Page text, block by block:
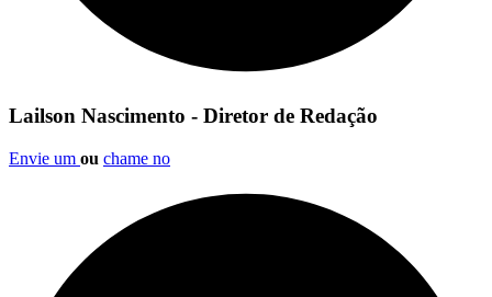
Lailson Nascimento - Diretor de Redação
Envie um ou chame no